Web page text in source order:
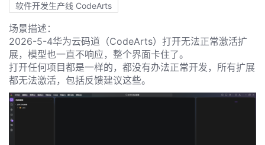
个
人
主
页
我
的
开
软件开发生产线 CodeArts
场景描述：
2026-5-4华为云码道（CodeArts）打开无法正常激活扩
展，模型也一直不响应，整个界面卡住了。
打开任何项目都是一样的，都没有办法正常开发，所有扩展
都无法激活，包括反馈建议这些。